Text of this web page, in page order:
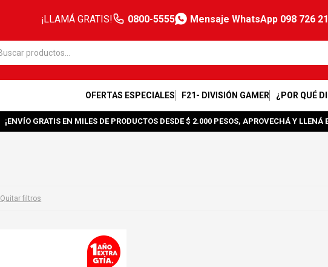
¡LLAMÁ GRATIS! 0800-5555 Mensaje WhatsApp 098 726
OFERTAS ESPECIALES F21- DIVISIÓN GAMER ¿POR QUÉ
¡ENVÍO GRATIS EN MILES DE PRODUCTOS DESDE $ 2.000 PESOS, APROVECHÁ Y LLENÁ
Quitar filtros